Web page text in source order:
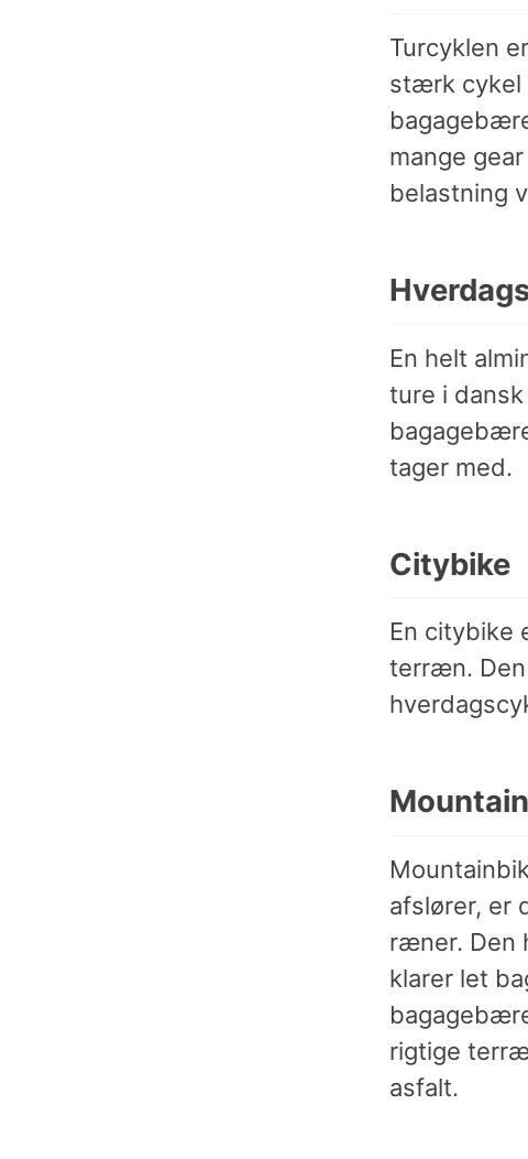
Turcyklen
stærk cykel
mange
belastning
En helt
ture i
tager med.
Citybike
En citybike
terræn.
afslører, er
ræner. Den
klarer let
rigtige
asfalt.